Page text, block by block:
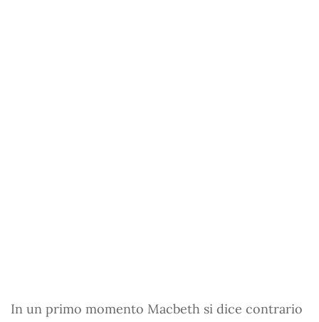
In un primo momento Macbeth si dice contrario